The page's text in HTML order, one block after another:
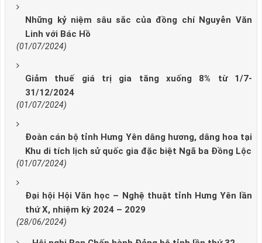
Những kỷ niệm sâu sắc của đồng chí Nguyễn Văn
Linh với Bác Hồ
(01/07/2024)
Giảm thuế giá trị gia tăng xuống 8% từ 1/7-
31/12/2024
(01/07/2024)
Đoàn cán bộ tỉnh Hưng Yên dâng hương, dâng hoa tại
Khu di tích lịch sử quốc gia đặc biệt Ngã ba Đồng Lộc
(01/07/2024)
Đại hội Hội Văn học – Nghệ thuật tỉnh Hưng Yên lần
thứ X, nhiệm kỳ 2024 – 2029
(28/06/2024)